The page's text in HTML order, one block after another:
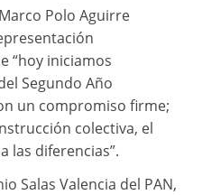
Polo Aguirre
“hoy iniciamos
Segundo Año
un compromiso firme;
colectiva, el
las diferencias”.
Salas Valencia del PAN,